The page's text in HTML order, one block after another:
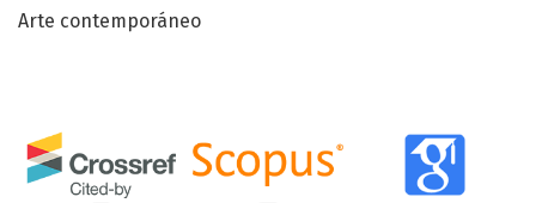
Arte contemporáneo